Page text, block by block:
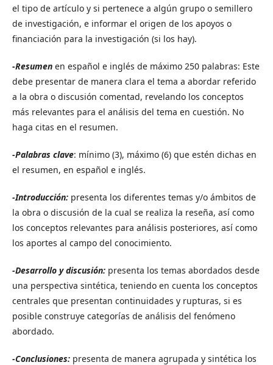
el tipo de artículo y si pertenece a algún grupo o semillero
de investigación, e informar el origen de los apoyos o
financiación para la investigación (si los hay).
-Resumen en español e inglés de máximo 250 palabras: Este
debe presentar de manera clara el tema a abordar referido
a la obra o discusión comentad, revelando los conceptos
más relevantes para el análisis del tema en cuestión. No
haga citas en el resumen.
-Palabras clave: mínimo (3), máximo (6) que estén dichas en
el resumen, en español e inglés.
-Introducción: presenta los diferentes temas y/o ámbitos de
la obra o discusión de la cual se realiza la reseña, así como
los conceptos relevantes para análisis posteriores, así como
los aportes al campo del conocimiento.
-Desarrollo y discusión: presenta los temas abordados desde
una perspectiva sintética, teniendo en cuenta los conceptos
centrales que presentan continuidades y rupturas, si es
posible construye categorías de análisis del fenómeno
abordado.
-Conclusiones: presenta de manera agrupada y sintética los